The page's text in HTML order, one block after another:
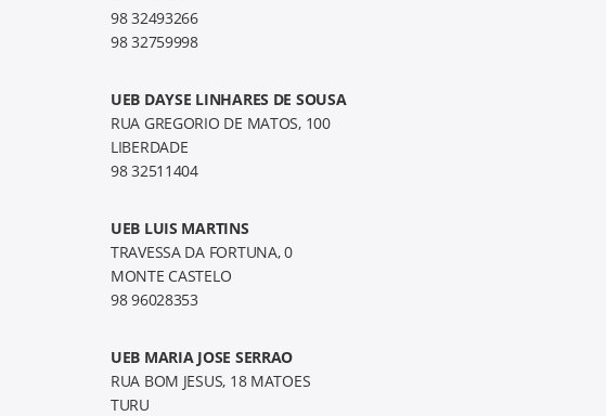
98 32493266
98 32759998
UEB DAYSE LINHARES DE SOUSA
RUA GREGORIO DE MATOS, 100
LIBERDADE
98 32511404
UEB LUIS MARTINS
TRAVESSA DA FORTUNA, 0
MONTE CASTELO
98 96028353
UEB MARIA JOSE SERRAO
RUA BOM JESUS, 18 MATOES
TURU